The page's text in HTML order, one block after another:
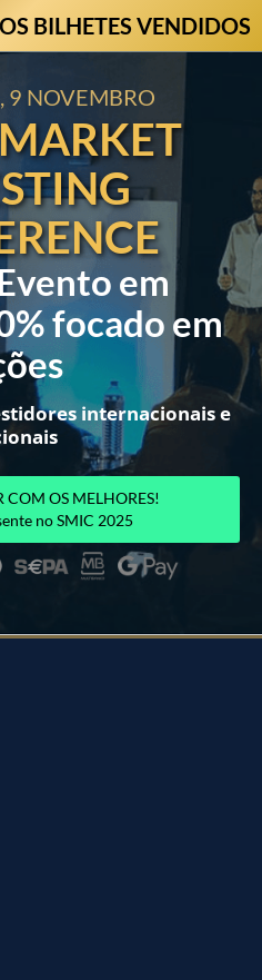
VENDIDOS •
9 NOVEMBRO
em
focado em
internacionais e
COM OS MELHORES!
no SMIC 2025